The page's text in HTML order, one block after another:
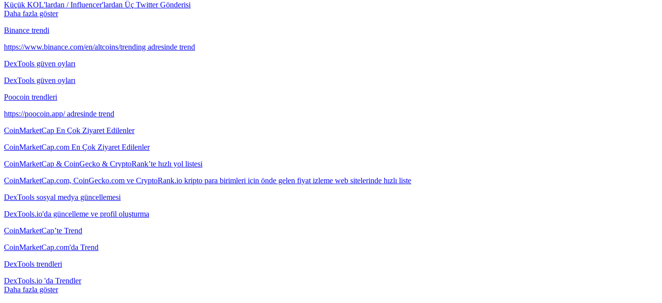
Küçük KOL'lardan / Influencer'lardan Üç Twitter Gönderisi
Daha fazla göster
Binance trendi
https://www.binance.com/en/altcoins/trending adresinde trend
DexTools güven oyları
DexTools güven oyları
Poocoin trendleri
https://poocoin.app/ adresinde trend
CoinMarketCap En Çok Ziyaret Edilenler
CoinMarketCap.com En Çok Ziyaret Edilenler
CoinMarketCap & CoinGecko & CryptoRank’te hızlı yol listesi
CoinMarketCap.com, CoinGecko.com ve CryptoRank.io kripto para birimleri için önde gelen fiyat izleme web sitelerinde hızlı liste
DexTools sosyal medya güncellemesi
DexTools.io'da güncelleme ve profil oluşturma
CoinMarketCap’te Trend
CoinMarketCap.com'da Trend
DexTools trendleri
DexTools.io 'da Trendler
Daha fazla göster